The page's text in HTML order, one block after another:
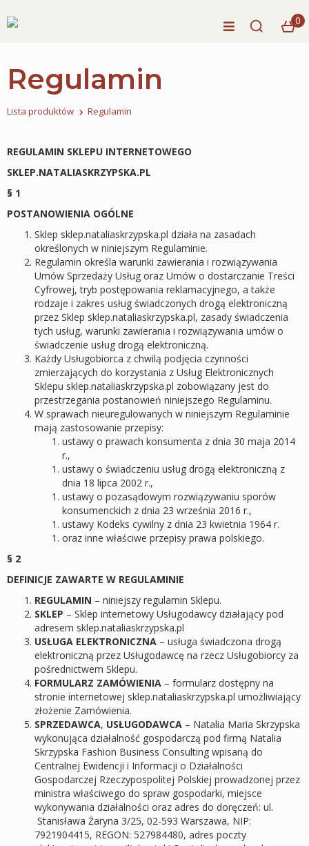
0
Regulamin
Lista produktów Regulamin
REGULAMIN SKLEPU INTERNETOWEGO
SKLEP.NATALIASKRZYPSKA.PL
§ 1
POSTANOWIENIA OGÓLNE
Sklep sklep.nataliaskrzypska.pl działa na zasadach
określonych w niniejszym Regulaminie.
Regulamin określa warunki zawierania i rozwiązywania
Umów Sprzedaży Usług oraz Umów o dostarczanie Treści
Cyfrowej, tryb postępowania reklamacyjnego, a także
rodzaje i zakres usług świadczonych drogą elektroniczną
przez Sklep sklep.nataliaskrzypska.pl, zasady świadczenia
tych usług, warunki zawierania i rozwiązywania umów o
świadczenie usług drogą elektroniczną.
Każdy Usługobiorca z chwilą podjęcia czynności
zmierzających do korzystania z Usług Elektronicznych
Sklepu sklep.nataliaskrzypska.pl zobowiązany jest do
przestrzegania postanowień niniejszego Regulaminu.
W sprawach nieuregulowanych w niniejszym Regulaminie
mają zastosowanie przepisy:
ustawy o prawach konsumenta z dnia 30 maja 2014
r.,
ustawy o świadczeniu usług drogą elektroniczną z
dnia 18 lipca 2002 r.,
ustawy o pozasądowym rozwiązywaniu sporów
konsumenckich z dnia 23 września 2016 r.,
ustawy Kodeks cywilny z dnia 23 kwietnia 1964 r.
oraz inne właściwe przepisy prawa polskiego.
§ 2
DEFINICJE ZAWARTE W REGULAMINIE
REGULAMIN – niniejszy regulamin Sklepu.
SKLEP – Sklep internetowy Usługodawcy działający pod
adresem sklep.nataliaskrzypska.pl
USŁUGA ELEKTRONICZNA – usługa świadczona drogą
elektroniczną przez Usługodawcę na rzecz Usługobiorcy za
pośrednictwem Sklepu.
FORMULARZ ZAMÓWIENIA – formularz dostępny na
stronie internetowej sklep.nataliaskrzypska.pl umożliwiający
złożenie Zamówienia.
SPRZEDAWCA, USŁUGODAWCA – Natalia Maria Skrzypska
wykonująca działalność gospodarczą pod firmą Natalia
Skrzypska Fashion Business Consulting wpisaną do
Centralnej Ewidencji i Informacji o Działalności
Gospodarczej Rzeczypospolitej Polskiej prowadzonej przez
ministra właściwego do spraw gospodarki, miejsce
wykonywania działalności oraz adres do doręczeń: ul.
Stanisława Żaryna 3/25, 02-593 Warszawa, NIP:
7921904415, REGON: 527984480, adres poczty